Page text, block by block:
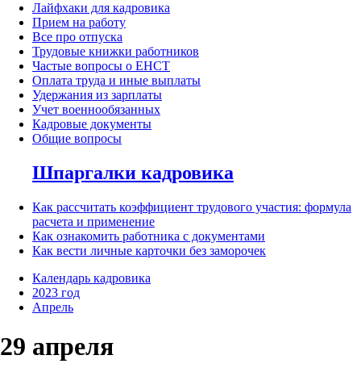
Лайфхаки для кадровика
Прием на работу
Все про отпуска
Трудовые книжки работников
Частые вопросы о ЕНСТ
Оплата труда и иные выплаты
Удержания из зарплаты
Учет военнообязанных
Кадровые документы
Общие вопросы
Шпаргалки кадровика
Как рассчитать коэффициент трудового участия: формула
расчета и применение
Как ознакомить работника с документами
Как вести личные карточки без заморочек
Календарь кадровика
2023 год
Апрель
29 апреля